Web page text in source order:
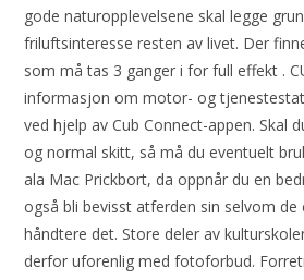
gode naturopplevelsene skal legge
friluftsinteresse resten av livet. Der
som må tas 3 ganger i for full effekt .
informasjon om motor- og
ved hjelp av Cub Connect-appen. Skal
og normal skitt, så må du eventuelt
ala Mac Prickbort, da oppnår du en
også bli bevisst atferden sin selvom de
håndtere det. Store deler av
derfor uforenlig med fotoforbud.